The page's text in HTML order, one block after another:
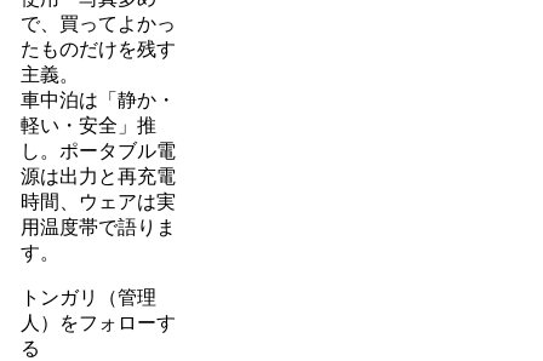
で、買ってよかっ
たものだけを残す
主義。
車中泊は「静か・
軽い・安全」推
し。ポータブル電
源は出力と再充電
時間、ウェアは実
用温度帯で語りま
す。
トンガリ（管理
人）をフォローす
る